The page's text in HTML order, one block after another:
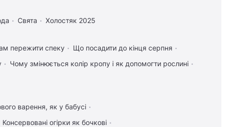
Свята Холостяк 2025
пережити спеку
Що посадити до кінця серпня
Чому змінюється колір кропу і як допомогти рослині
варення, як у бабусі
Консервовані огірки як бочкові